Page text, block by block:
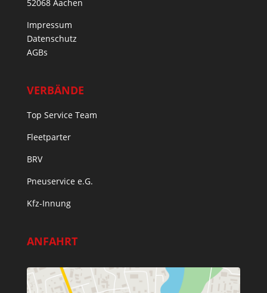
52068 Aachen
Impressum
Datenschutz
AGBs
VERBÄNDE
Top Service Team
Fleetparter
BRV
Pneuservice e.G.
Kfz-Innung
ANFAHRT